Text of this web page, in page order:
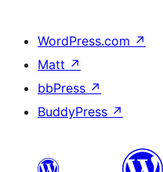
WordPress.com ↗
Matt ↗
bbPress ↗
BuddyPress ↗